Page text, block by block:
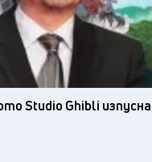
Studio Ghibli изпусна